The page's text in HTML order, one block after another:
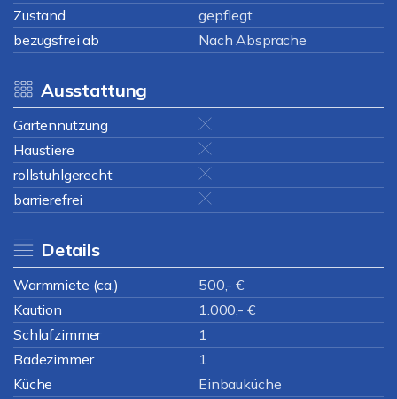
Zustand
gepflegt
bezugsfrei ab
Nach Absprache
Ausstattung
Gartennutzung
Haustiere
rollstuhlgerecht
barrierefrei
Details
Warmmiete (ca.)
500,- €
Kaution
1.000,- €
Schlafzimmer
1
Badezimmer
1
Küche
Einbauküche